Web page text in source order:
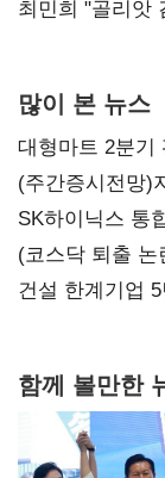
최민희 "골리앗
많이 본 뉴스
대형마트 2분
(주간증시전망)
SK하이닉스 통
불만 확산
(코스닥 퇴출
당장 퇴출?…시
건설 한계기업
함께 볼만한